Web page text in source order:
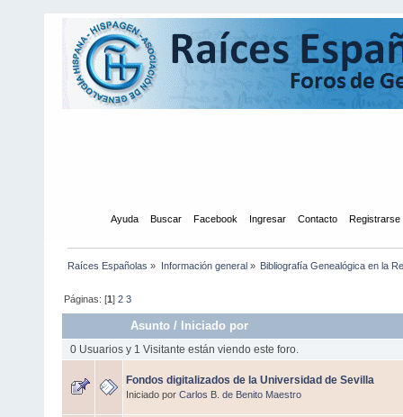
Ayuda Buscar Facebook Ingresar Contacto Registrarse
Raíces Españolas » Información general» Bibliografía Genealógica en la
Páginas: [1]2 3
Asunto / Iniciado por
0 Usuarios y 1 Visitante están viendo este foro.
Fondos digitalizados de la Universidad de Sevilla
Iniciado por Carlos B. de Benito Maestro